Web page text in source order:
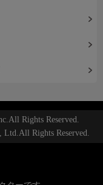
Rights Reserved.
Ltd.All Rights Reserved.